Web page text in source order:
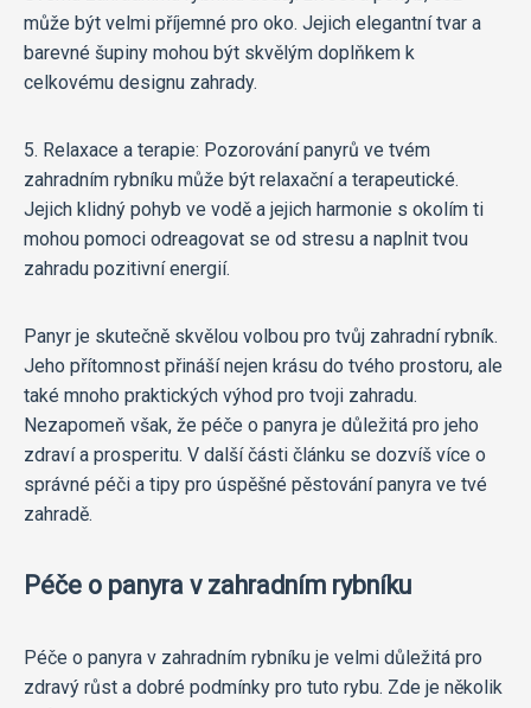
může být velmi příjemné pro oko. Jejich elegantní tvar a
barevné šupiny mohou být skvělým doplňkem k
celkovému designu zahrady.
5. Relaxace a terapie: Pozorování panyrů ve tvém
zahradním rybníku může být relaxační a terapeutické.
Jejich klidný pohyb ve vodě a jejich harmonie s okolím ti
mohou pomoci odreagovat se od stresu a naplnit tvou
zahradu pozitivní energií.
Panyr je skutečně skvělou volbou pro tvůj zahradní rybník.
Jeho přítomnost přináší nejen krásu do tvého prostoru, ale
také mnoho praktických výhod pro tvoji zahradu.
Nezapomeň však, že péče o panyra je důležitá pro jeho
zdraví a prosperitu. V další části článku se dozvíš více o
správné péči a tipy pro úspěšné pěstování panyra ve tvé
zahradě.
Péče o panyra v zahradním rybníku
Péče o panyra v zahradním rybníku je velmi důležitá pro
zdravý růst a dobré podmínky pro tuto rybu. Zde je několik